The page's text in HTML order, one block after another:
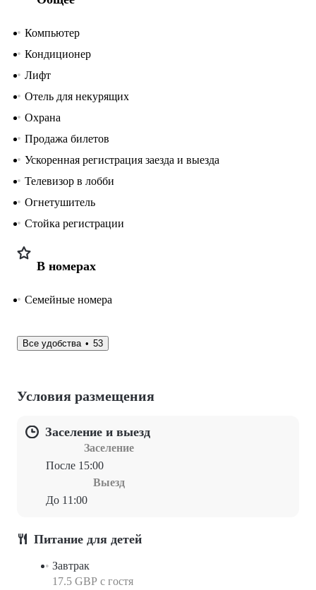
Компьютер
Кондиционер
Лифт
Отель для некурящих
Охрана
Продажа билетов
Ускоренная регистрация заезда и выезда
Телевизор в лобби
Огнетушитель
Стойка регистрации
В номерах
Семейные номера
Все удобства 53
Условия размещения
Заселение и выезд
Заселение
После 15:00
Выезд
До 11:00
Питание для детей
Завтрак
17.5 GBP c гостя